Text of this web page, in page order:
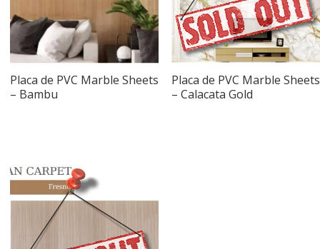
Placa de PVC Marble Sheets
– Bambu
Placa de PVC Marble Sheets
– Calacata Gold